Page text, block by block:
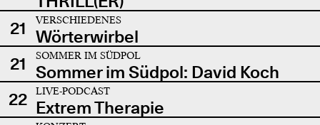
21
VERSCHIEDENES
Wörterwirbel
21
SOMMER IM SÜDPOL
Sommer im Südpol: David Koch
22
LIVE-PODCAST
Extrem Therapie